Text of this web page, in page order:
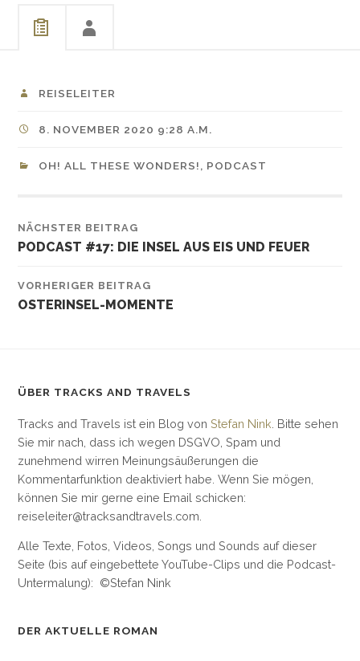
REISELEITER
8. NOVEMBER 2020 9:28 A.M.
OH! ALL THESE WONDERS!, PODCAST
NÄCHSTER BEITRAG
PODCAST #17: DIE INSEL AUS EIS UND FEUER
VORHERIGER BEITRAG
OSTERINSEL-MOMENTE
ÜBER TRACKS AND TRAVELS
Tracks and Travels ist ein Blog vonStefan Nink . Bitte sehen
Sie mir nach, dass ich wegen DSGVO, Spam und
zunehmend wirren Meinungsäußerungen die
Kommentarfunktion deaktiviert habe. Wenn Sie mögen,
können Sie mir gerne eine Email schicken:
reiseleiter@tracksandtravels.com.
Alle Texte, Fotos, Videos, Songs und Sounds auf dieser
Seite (bis auf eingebettete YouTube-Clips und die Podcast-
Untermalung): ©Stefan Nink
DER AKTUELLE ROMAN